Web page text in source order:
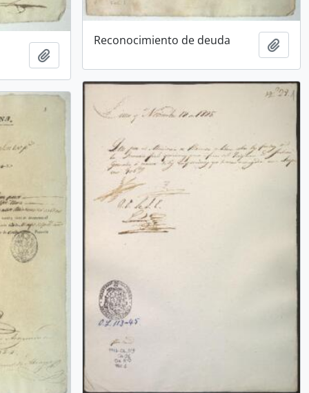
Add to clipboard
Reconocimiento de deuda Add